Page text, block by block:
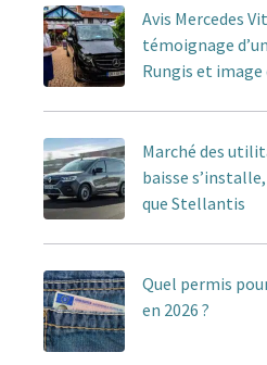
Avis Mercedes
témoignage
Rungis et image
Marché des
baisse
que Stellantis
Quel permis
en 2026 ?